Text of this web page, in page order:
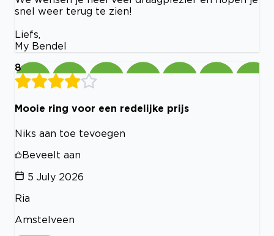
snel weer terug te zien!
Liefs,
My Bendel
8
Mooie ring voor een redelijke prijs
Niks aan toe tevoegen
Beveelt aan
5 July 2026
Ria
Amstelveen